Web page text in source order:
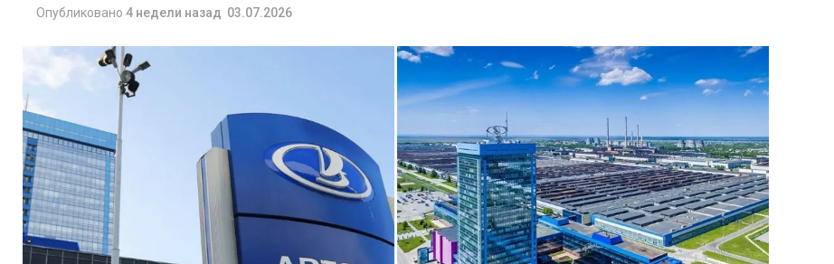
Опубликовано 4 недели назад 03.07.2026